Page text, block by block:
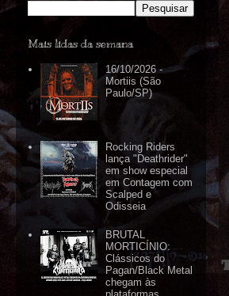
Mais lidas da semana
16/10/2026 -
Mortiis (São
Paulo/SP)
Rocking Riders
lança "Deathrider"
em show especial
em Contagem com
Scalped e
Odisseia
BRUTAL
MORTICÍNIO:
Clássicos do
Pagan/Black Metal
chegam às